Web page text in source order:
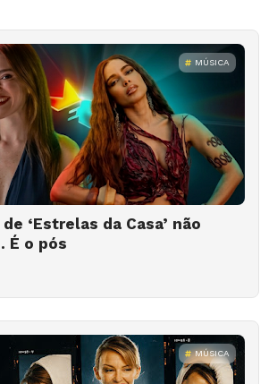
MÚSICA
‘Estrelas da Casa’ não
É o pós
MÚSICA